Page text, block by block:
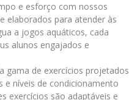
e esforço com nossos
elaborados para atender às
a jogos aquáticos, cada
alunos engajados e
gama de exercícios projetados
e níveis de condicionamento
exercícios são adaptáveis e